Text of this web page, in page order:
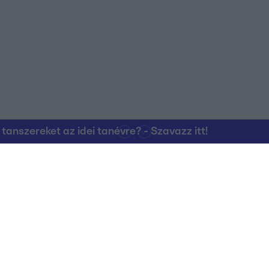
az idei tanévre? - Szavazz itt!